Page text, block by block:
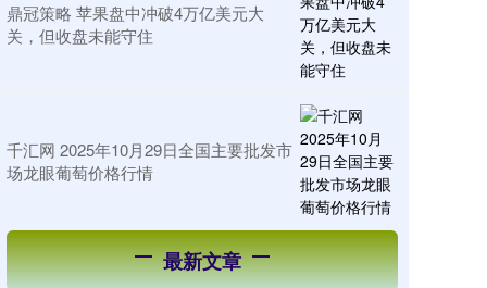
鼎冠策略 苹果盘中冲破4万亿美元大
关，但收盘未能守住
千汇网 2025年10月29日全国主要批发市
场龙眼葡萄价格行情
最新文章